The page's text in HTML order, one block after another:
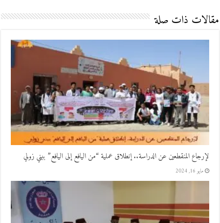
مقالات ذات صلة
لإرجاع المنقطعين عن الدراسة.. إنطلاق عملية “من اليافع إلى اليافع” ببني زولي
مايو 16, 2024